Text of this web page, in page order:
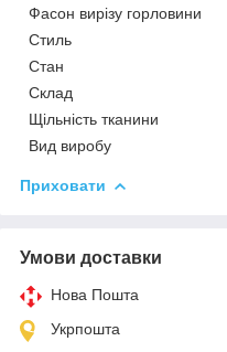
Фасон вирізу горловини
Стиль
Стан
Склад
Щільність тканини
Вид виробу
Приховати
Умови доставки
Нова Пошта
Укрпошта